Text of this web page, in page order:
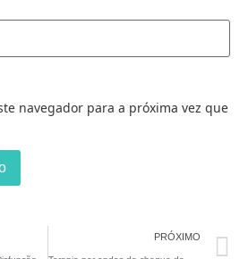
navegador para a próxima vez que
PRÓXIMO